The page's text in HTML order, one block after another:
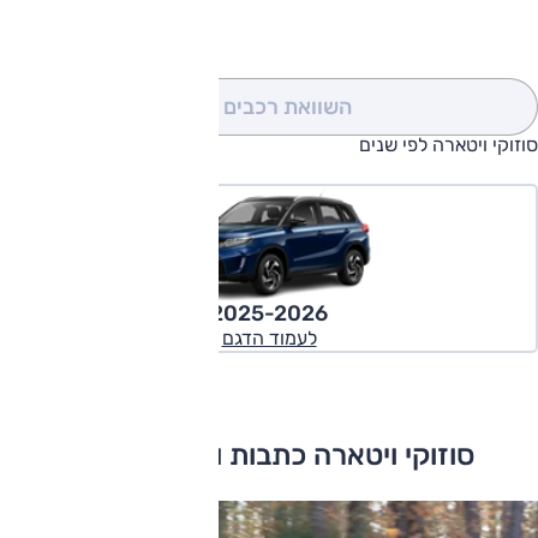
השוואת רכבים
סוזוקי ויטארה לפי שנים
2025-2026
לעמוד הדגם
סוזוקי ויטארה כתבות ומבחני דרכים